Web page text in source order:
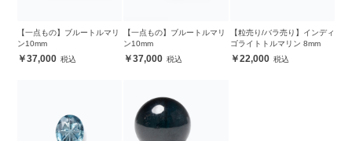
【一点もの】ブルートルマリ
ン10mm
37,000
【一点もの】ブルートルマリ
ン10mm
37,000
【粒売り/バラ売り】インディ
ゴライトトルマリン 8mm
22,000